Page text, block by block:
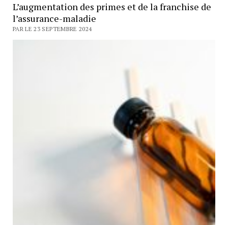
L’augmentation des primes et de la franchise de
l’assurance-maladie
PAR LE 23 SEPTEMBRE 2024